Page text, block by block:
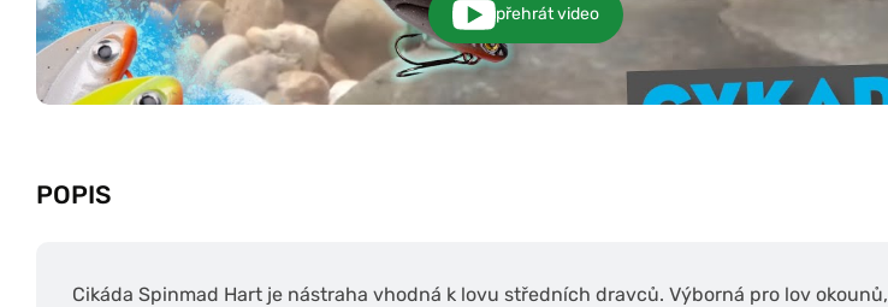
přehrát video
POPIS
Cikáda Spinmad Hart je nástraha vhodná k lovu středních dravců. Výborná pro lov okounů,